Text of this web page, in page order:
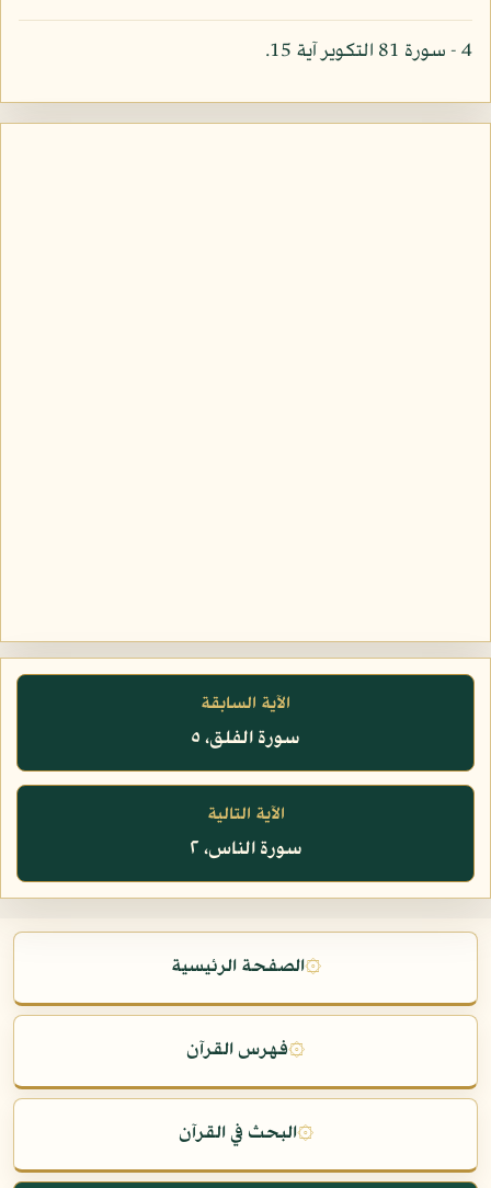
4 - سورة 81 التكوير آية 15.
الآية السابقة
سورة الفلق، ٥
الآية التالية
سورة الناس، ٢
۞الصفحة الرئيسية
۞فهرس القرآن
۞البحث في القرآن